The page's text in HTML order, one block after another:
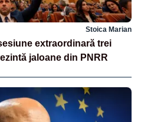
Stoica Marian
extraordinară trei
jaloane din PNRR